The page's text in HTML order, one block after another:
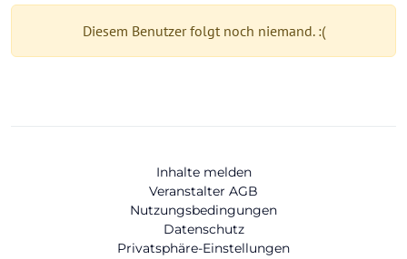
Diesem Benutzer folgt noch niemand. :(
Inhalte melden
Veranstalter AGB
Nutzungsbedingungen
Datenschutz
Privatsphäre-Einstellungen